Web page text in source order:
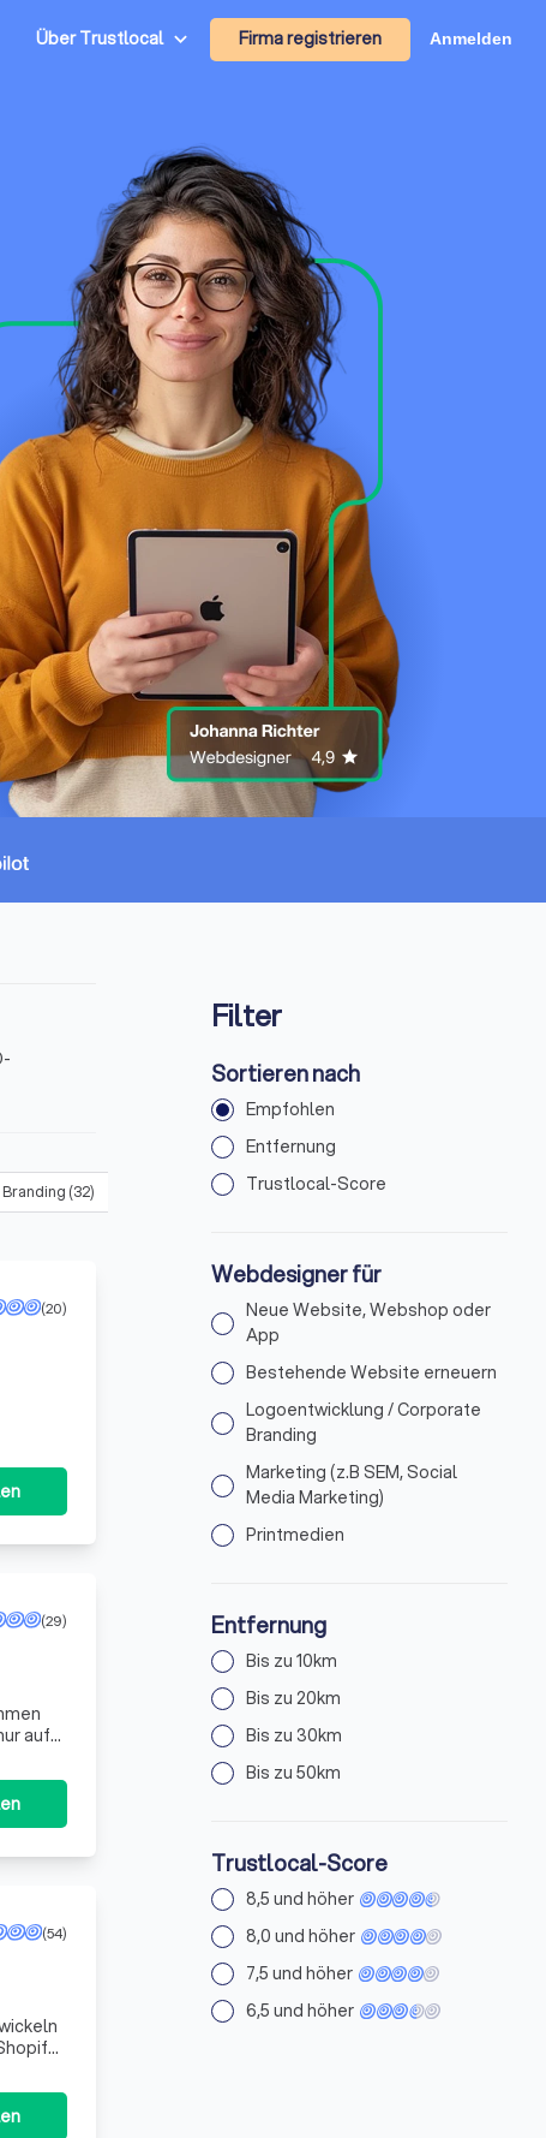
Über Trustlocal Firma registrieren Anmelden
(32) Marketing (z.B SEM, Social Media Marketing)
(20)
(29)
auf
(54)
SEO,
Filter
Sortieren nach
Empfohlen
Entfernung
Trustlocal-Score
Webdesigner für
Neue Website, Webshop oder
App
Bestehende Website erneuern
Logoentwicklung / Corporate
Branding
Marketing (z.B SEM, Social
Media Marketing)
Printmedien
Entfernung
Bis zu 10km
Bis zu 20km
Bis zu 30km
Bis zu 50km
Trustlocal-Score
8,5 und höher
8,0 und höher
7,5 und höher
6,5 und höher